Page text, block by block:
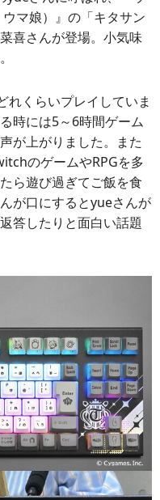
マ娘）』の「キタサン
喜さんが登場。小気味
れくらいプレイしていま
時には5～6時間ゲーム
が上がりました。また
のゲームやRPGを多
ら遊び過ぎてご飯を食
が口にするとyueさんが
答したりと面白い話題